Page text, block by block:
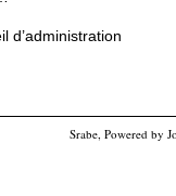
d’administration
Srabe, Powered by